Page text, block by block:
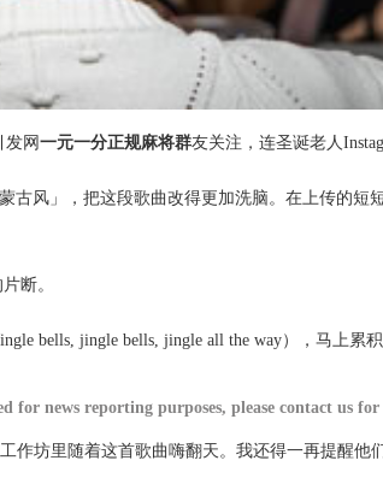
网 一元一分正规麻将群友关注，连圣诞老人
古风」，把这段歌曲改得更加洗脑。在上传的短
断。
bells, jingle bells, jingle all the way），马上累积
news reporting purposes, please contact us
作坊里随着这首歌曲嗨翻天。我还得一再提醒他